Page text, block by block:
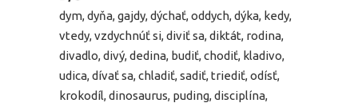
dym, dyňa, gajdy, dýchať, oddych, dýka, kedy,
vtedy, vzdychnúť si, diviť sa, diktát, rodina,
divadlo, divý, dedina, budiť, chodiť, kladivo,
udica, dívať sa, chladiť, sadiť, triediť, odísť,
krokodíl, dinosaurus, puding, disciplína,